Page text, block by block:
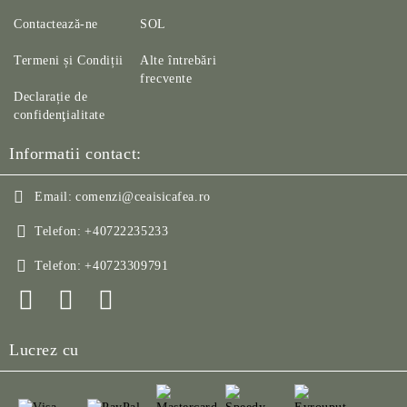
Contactează-ne
Termeni și Condiții
Declarație de
confidenţialitate
SOL
Alte întrebări
frecvente
Informatii contact:
Email: comenzi@ceaisicafea.ro
Telefon: +40722235233
Telefon: +40723309791
Lucrez cu